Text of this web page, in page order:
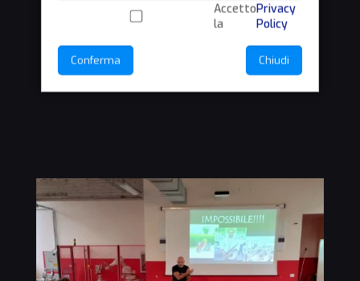
Accetto
la
Privacy
Policy
Conferma Chiudi